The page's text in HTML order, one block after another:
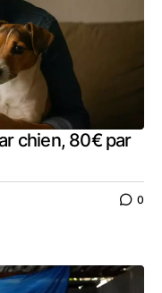
chien, 80€ par
0